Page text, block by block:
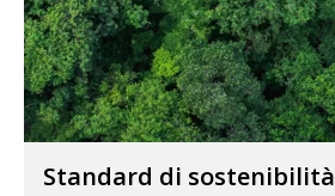
Standard di sostenibilità